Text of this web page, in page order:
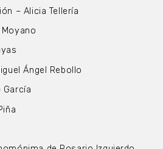
– Alicia Tellería
Ángel Rebollo
García